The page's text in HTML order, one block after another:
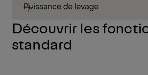
Puissance de levage
Découvrir les
standard